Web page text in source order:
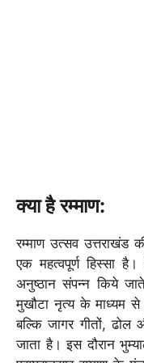
क्या है रम्माण:
रम्माण उत्सव उत्तराखंड
एक महत्वपूर्ण हिस्सा
अनुष्ठान संपन्न किये
मुखौटा नृत्य के माध्यम
बल्कि जागर गीतों,
जाता है। इस दौरान